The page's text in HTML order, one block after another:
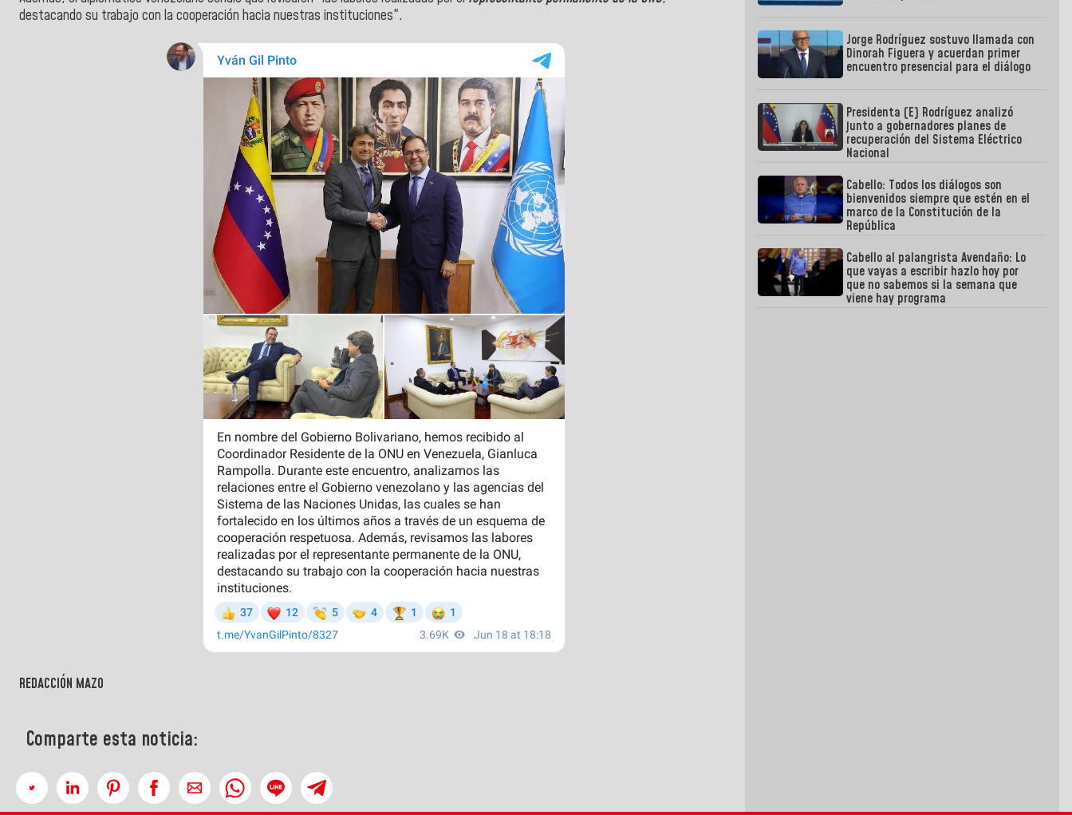
destacando su trabajo con la cooperación hacia nuestras instituciones".
REDACCIÓN MAZO
Comparte esta noticia:
Jorge Rodríguez sostuvo llamada con
Dinorah Figuera y acuerdan primer
encuentro presencial para el diálogo
Presidenta (E) Rodríguez analizó
junto a gobernadores planes de
recuperación del Sistema Eléctrico
Nacional
Cabello: Todos los diálogos son
bienvenidos siempre que estén en el
marco de la Constitución de la
República
Cabello al palangrista Avendaño: Lo
que vayas a escribir hazlo hoy por
que no sabemos si la semana que
viene hay programa